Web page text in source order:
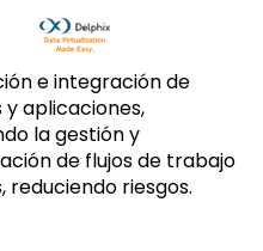
e integración de
aplicaciones,
la gestión y
de flujos de trabajo
reduciendo riesgos.